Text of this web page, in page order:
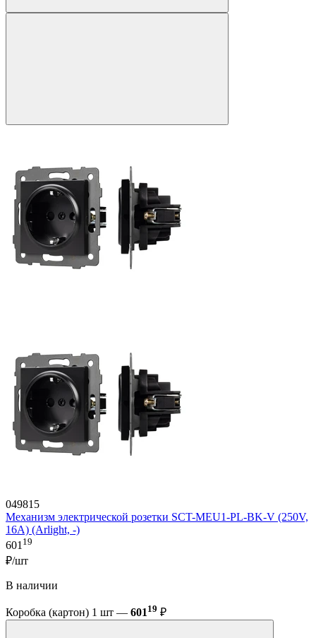
049815
Механизм электрической розетки SCT-MEU1-PL-BK-V (250V,
16A) (Arlight, -)
60119
₽/шт
В наличии
Коробка (картон) 1 шт — 601 19 ₽